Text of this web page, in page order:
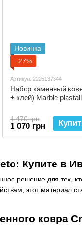
Купите в
решение для тех,
этот материал
ковра
Новинка
−27%
Артикул: 2225137344
Набор каменный
+ клей) Marble plastall
1 470 грн
1 070 грн